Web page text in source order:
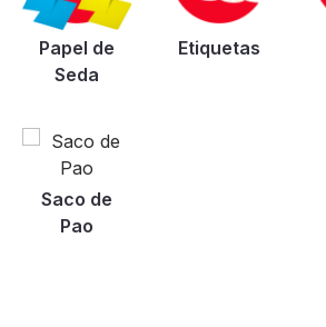
Papel de
Seda
Etiquetas
Saco de
Pao